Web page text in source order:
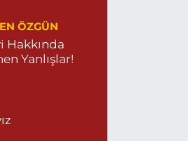
ÖZGÜN
Hakkında
Yanlışlar!